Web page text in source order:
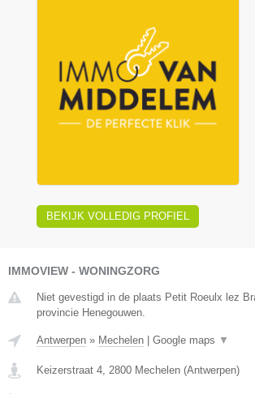
BEKIJK VOLLEDIG PROFIEL
IMMOVIEW - WONINGZORG
Niet gevestigd in de plaats Petit Roeulx lez
provincie Henegouwen.
Antwerpen » Mechelen Google maps ▼
Keizerstraat 4 2800 Mechelen (Antwerpen)